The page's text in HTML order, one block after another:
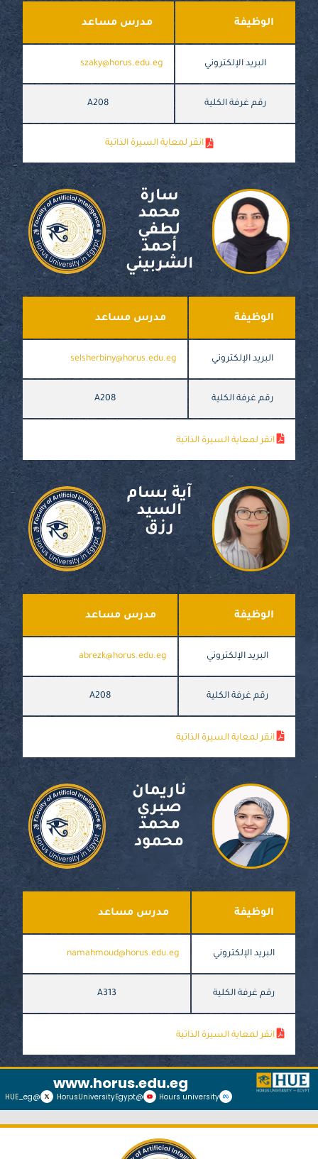
الوظيفة مدرس مساعد
البريد الإلكتروني szaky@horus.edu.eg
رقم غرفة الكلية A208
انقر لمعاية السيرة الذاتية
سارة
محمد
لطفي
أحمد
الشربيني
الوظيفة مدرس مساعد
البريد الإلكتروني selsherbiny@horus.edu.eg
رقم غرفة الكلية A208
انقر لمعاية السيرة الذاتية
آية بسام
السيد
رزق
الوظيفة مدرس مساعد
البريد الإلكتروني abrezk@horus.edu.eg
رقم غرفة الكلية A208
انقر لمعاية السيرة الذاتية
ناريمان
صبري
محمد
محمود
الوظيفة مدرس مساعد
البريد الإلكتروني namahmoud@horus.edu.eg
رقم غرفة الكلية A313
انقر لمعاية السيرة الذاتية
www.horus.edu.eg
Hours university
@HorusUniversityEgypt
@HUE_eg